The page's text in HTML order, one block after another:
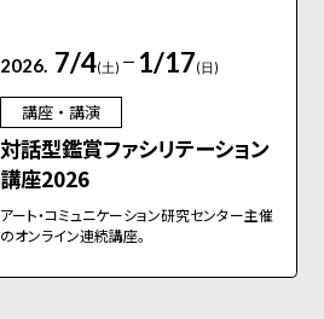
2026. 7/4(土) 1/17(日)
講座・講演
対話型鑑賞ファシリテーション
講座2026
アート・コミュニケーション研究センター主催
のオンライン連続講座。